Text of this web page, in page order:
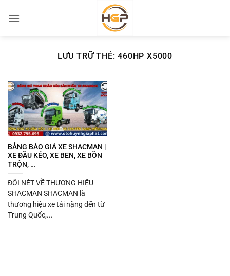
qua
LƯU TRỮ THẺ:460HP X5000
BẢNG BÁO GIÁ XE SHACMAN |
XE ĐẦU KÉO, XE BEN, XE BỒN
TRỘN, …
ĐÔI NÉT VỀ THƯƠNG HIỆU
SHACMAN SHACMAN là
thương hiệu xe tải nặng đến từ
Trung Quốc,...